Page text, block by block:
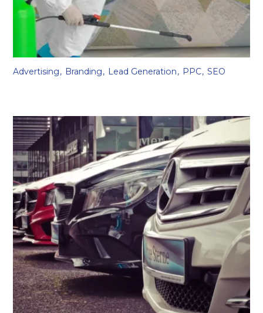
Advertising Branding Lead Generation PPC SEO